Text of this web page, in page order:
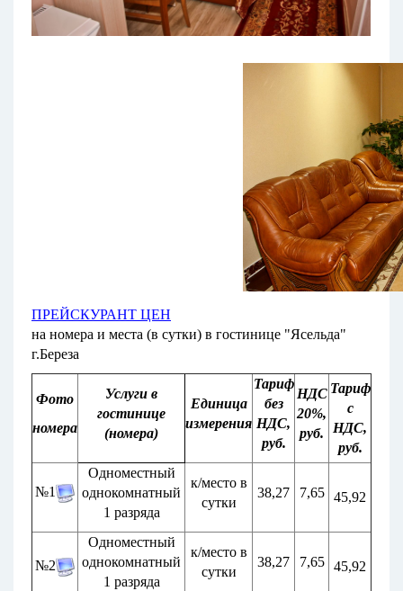
ПРЕЙСКУРАНТ ЦЕН
на номера и места (в сутки) в гостинице "Ясельда"
г.Береза
Фото
номера
Услуги в
гостинице
(номера)
Единица
измерения
Тариф
без
НДС,
руб.
НДС
20%,
руб.
Тариф
с
НДС,
руб.
№1
Одноместный
однокомнатный
1 разряда
к/место в
сутки
38,27 7,65 45,92
№2
Одноместный
однокомнатный
1 разряда
к/место в
сутки
38,27 7,65 45,92